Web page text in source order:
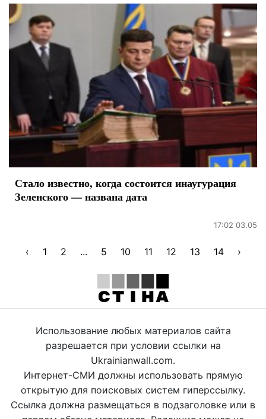
Стало известно, когда состоится инаугурация
Зеленского — названа дата
17:02 03.05
‹ 1 2 ... 5 10 11 12 13 14 ›
Использование любых материалов сайта
разрешается при условии ссылки на
Ukrainianwall.com.
Интернет-СМИ должны использовать прямую
открытую для поисковых систем гиперссылку.
Ссылка должна размещаться в подзаголовке или в